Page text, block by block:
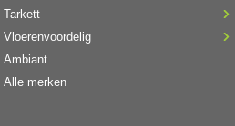
Tarkett
Vloerenvoordelig
Ambiant
Alle merken